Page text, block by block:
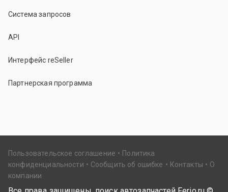
Система запросов
API
Интерфейс reSeller
Партнерская программа
Пользовательское соглашение
Политика
конфиденциальности
Сообщить об ошибке Контакты
О
компании